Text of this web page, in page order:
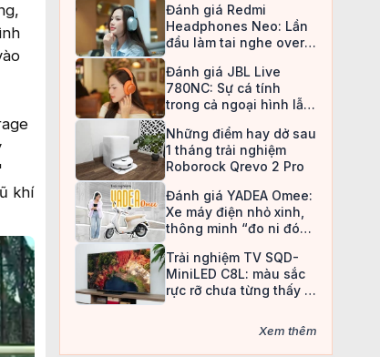
khí
Đánh giá Redmi
Headphones Neo: Lần
đầu làm tai nghe over-
an toàn
Đánh giá JBL Live
780NC: Sự cá tính
trong cả ngoại hình lẫn
Những điểm hay dở sau
1 tháng trải nghiệm
Roborock Qrevo 2 Pro
Đánh giá YADEA Omee:
Xe máy điện nhỏ xinh,
thông minh “đo ni đóng
Trải nghiệm TV SQD-
MiniLED C8L: màu sắc
rực rỡ chưa từng thấy ở
Xem thêm